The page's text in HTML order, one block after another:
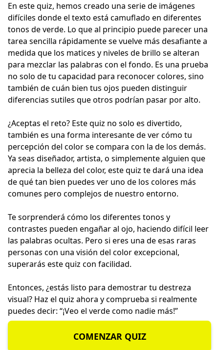
En este quiz, hemos creado una serie de imágenes
difíciles donde el texto está camuflado en diferentes
tonos de verde. Lo que al principio puede parecer una
tarea sencilla rápidamente se vuelve más desafiante a
medida que los matices y niveles de brillo se alteran
para mezclar las palabras con el fondo. Es una prueba
no solo de tu capacidad para reconocer colores, sino
también de cuán bien tus ojos pueden distinguir
diferencias sutiles que otros podrían pasar por alto.
¿Aceptas el reto? Este quiz no solo es divertido,
también es una forma interesante de ver cómo tu
percepción del color se compara con la de los demás.
Ya seas diseñador, artista, o simplemente alguien que
aprecia la belleza del color, este quiz te dará una idea
de qué tan bien puedes ver uno de los colores más
comunes pero complejos de nuestro entorno.
Te sorprenderá cómo los diferentes tonos y
contrastes pueden engañar al ojo, haciendo difícil leer
las palabras ocultas. Pero si eres una de esas raras
personas con una visión del color excepcional,
superarás este quiz con facilidad.
Entonces, ¿estás listo para demostrar tu destreza
visual? Haz el quiz ahora y comprueba si realmente
puedes decir: “¡Veo el verde como nadie más!”
COMENZAR QUIZ